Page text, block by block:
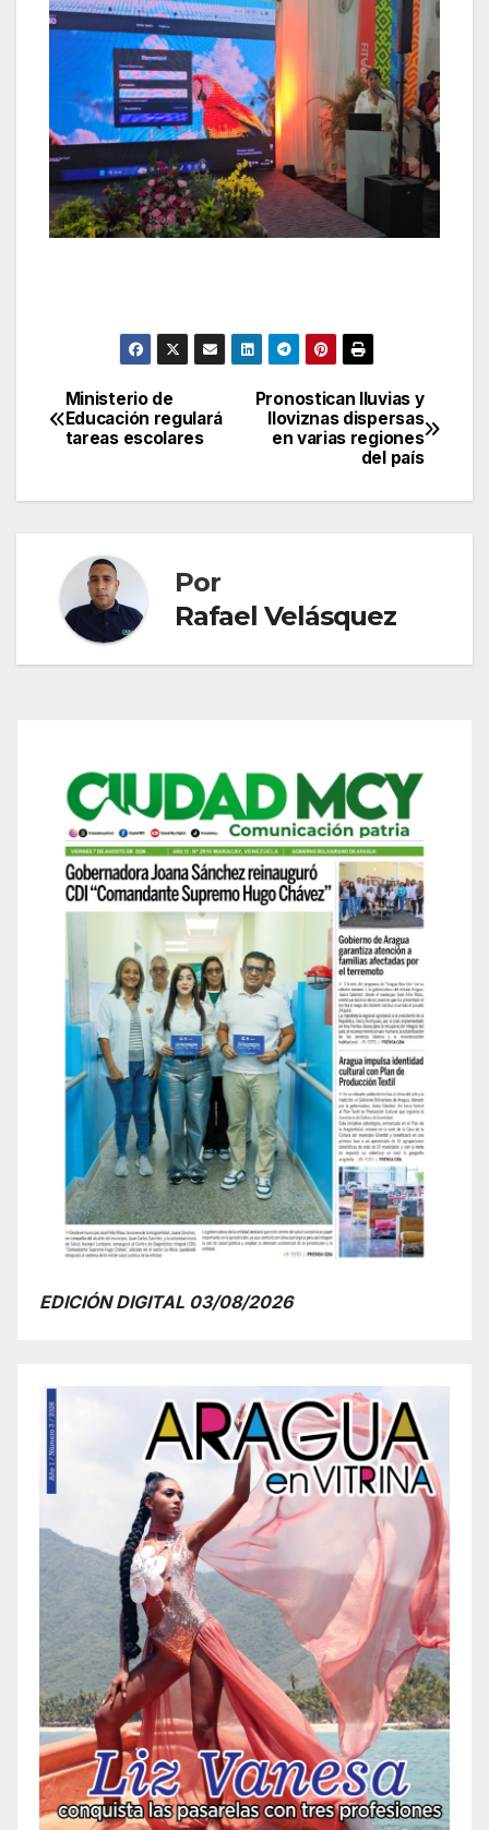
Navegación
de
entradas
Pronostican lluvias y
lloviznas dispersas
en varias regiones
del país
Ministerio de
Educación regulará
tareas escolares
Por
Rafael Velásquez
EDICIÓN DIGITAL 03/08/2026